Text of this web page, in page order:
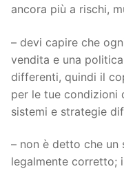
ancora più a rischi,
– devi capire che
vendita e una
differenti, quindi il
per le tue condizioni
sistemi e strategie
– non è detto che un
legalmente corretto;